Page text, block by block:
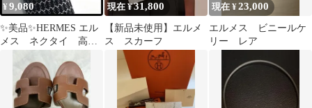
¥ 9,080
✨美品✨HERMES エル
メス ネクタイ 高級
現在 ¥31,800
【新品未使用】エルメ
ス スカーフ
現在 ¥23,000
エルメス ビニールケ
リー レア